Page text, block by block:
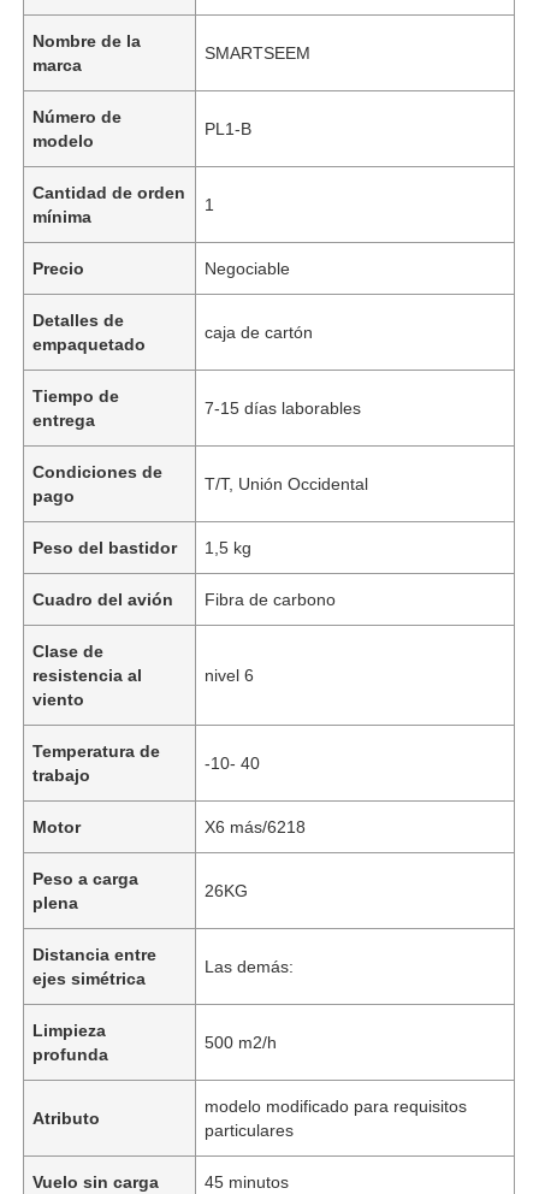
Nombre de la
marca
SMARTSEEM
Número de
modelo
PL1-B
Cantidad de orden
mínima
1
Precio Negociable
Detalles de
empaquetado
caja de cartón
Tiempo de
entrega
7-15 días laborables
Condiciones de
pago
T/T, Unión Occidental
Peso del bastidor 1,5 kg
Cuadro del avión Fibra de carbono
Clase de
resistencia al
viento
nivel 6
Temperatura de
trabajo
-10- 40
Motor X6 más/6218
Peso a carga
plena
26KG
Distancia entre
ejes simétrica
Las demás:
Limpieza
profunda
500 m2/h
Atributo
modelo modificado para requisitos
particulares
Vuelo sin carga 45 minutos